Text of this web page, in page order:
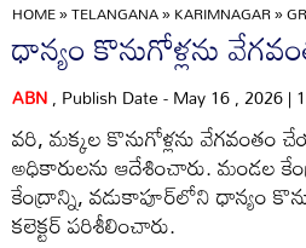
HOME»TELANGANA»KARIMNAGAR»
ధాన్యం కొనుగోళ్లను
ABN, Publish Date - May 16 , 2026 |
వరి, మక్కల కొనుగోళ్లను వేగవంతం
అధికారులను ఆదేశించారు. మండల
కేంద్రాన్ని, వడుకాపూర్‌లోని ధాన్యం
కలెక్టర్‌ పరిశీలించారు.